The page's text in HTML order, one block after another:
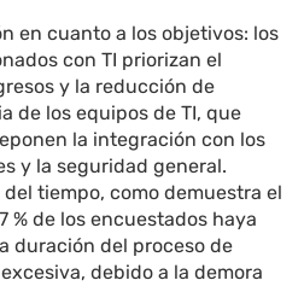
en cuanto a los objetivos: los
con TI priorizan el
y la reducción de
de los equipos de TI, que
la integración con los
y la seguridad general.
del tiempo, como demuestra el
% de los encuestados haya
duración del proceso de
debido a la demora